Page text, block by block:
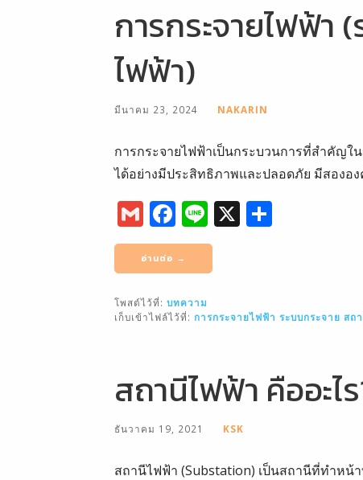
การกระจายไฟฟ้า
ไฟฟ้า)
มีนาคม 23, 2024 NAKARIN
การกระจายไฟฟ้าเป็นกระบวนการที่สำคัญใ
ได้อย่างมีประสิทธิภาพและปลอดภัย มีสองอ
G
m
ai
l
F
a
c
e
b
o
k
Li
n
e
X
อ่านต่อ →
โพสต์ไว้ที่: บทความ
เก็บเข้าไฟล์ไว้ที่: การกระจายไฟฟ้า ระบบกระจาย สถ
สถานีไฟฟ้า คืออะไ
ธันวาคม 19, 2021 KSK
สถานีไฟฟ้า (Substation) เป็นสถานีที่ทำหน้